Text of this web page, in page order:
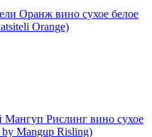
Оранж вино сухое белое
Orange)